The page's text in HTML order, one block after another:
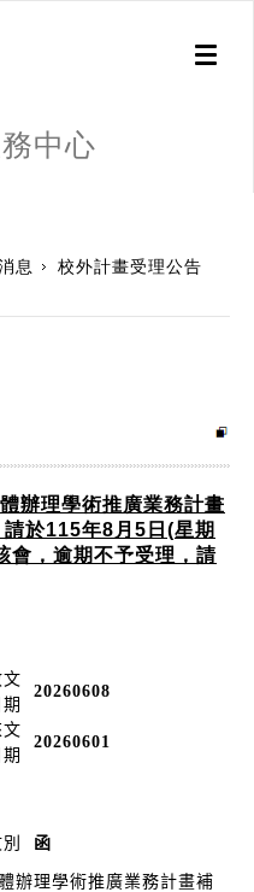
Toggle
中心
息 校外計畫受理公告
辦理學術推廣業務計畫
於115年8月5日(星期
會，逾期不予受理，請
文
期
20260608
文
期
20260601
函
辦理學術推廣業務計畫補